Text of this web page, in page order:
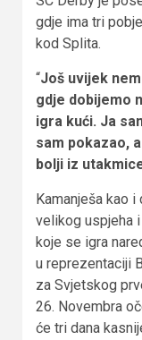
gdje ima tri
kod Splita.
“Još uvijek
gdje dobijemo
igra kući. Ja
sam pokazao,
bolji iz
Kamanješa kao
velikog uspjeha
koje se igra
u reprezentaciji
za Svjetskog
26. Novembra
će tri dana